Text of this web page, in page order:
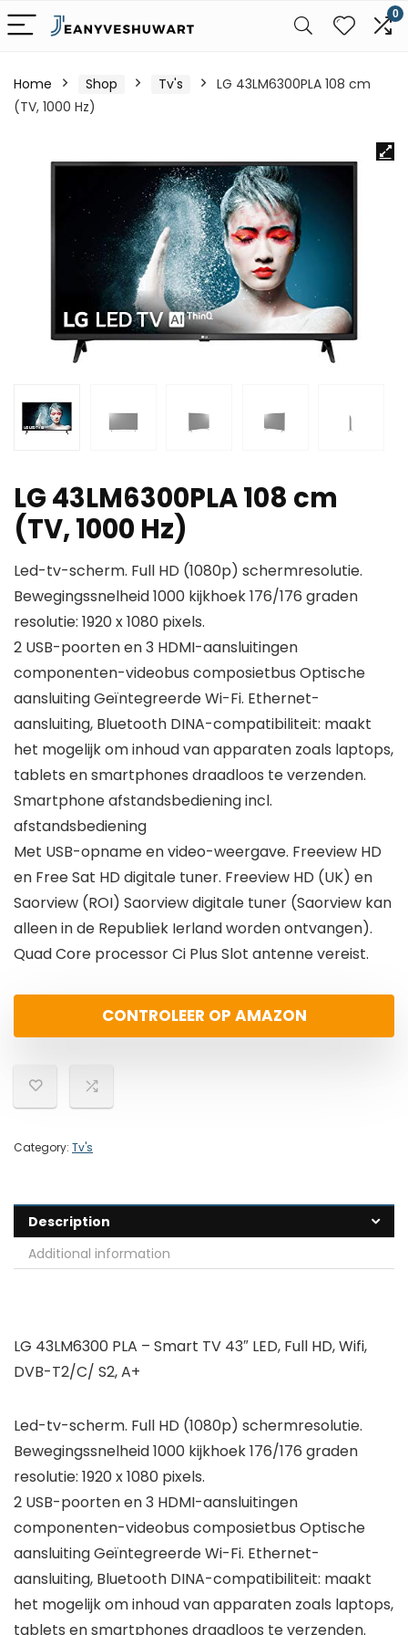
0
Home Shop Tv's
LG 43LM6300PLA 108 cm
(TV, 1000 Hz)
LG 43LM6300PLA 108 cm
(TV, 1000 Hz)
Led-tv-scherm. Full HD (1080p) schermresolutie.
Bewegingssnelheid 1000 kijkhoek 176/176 graden
resolutie: 1920 x 1080 pixels.
2 USB-poorten en 3 HDMI-aansluitingen
componenten-videobus composietbus Optische
aansluiting Geïntegreerde Wi-Fi. Ethernet-
aansluiting, Bluetooth DINA-compatibiliteit: maakt
het mogelijk om inhoud van apparaten zoals laptops,
tablets en smartphones draadloos te verzenden.
Smartphone afstandsbediening incl.
afstandsbediening
Met USB-opname en video-weergave. Freeview HD
en Free Sat HD digitale tuner. Freeview HD (UK) en
Saorview (ROI) Saorview digitale tuner (Saorview kan
alleen in de Republiek Ierland worden ontvangen).
Quad Core processor Ci Plus Slot antenne vereist.
CONTROLEER OP AMAZON
Category: Tv's
Description
Additional information
LG 43LM6300 PLA – Smart TV 43″ LED, Full HD, Wifi,
DVB-T2/C/ S2, A+
Led-tv-scherm. Full HD (1080p) schermresolutie.
Bewegingssnelheid 1000 kijkhoek 176/176 graden
resolutie: 1920 x 1080 pixels.
2 USB-poorten en 3 HDMI-aansluitingen
componenten-videobus composietbus Optische
aansluiting Geïntegreerde Wi-Fi. Ethernet-
aansluiting, Bluetooth DINA-compatibiliteit: maakt
het mogelijk om inhoud van apparaten zoals laptops,
tablets en smartphones draadloos te verzenden.